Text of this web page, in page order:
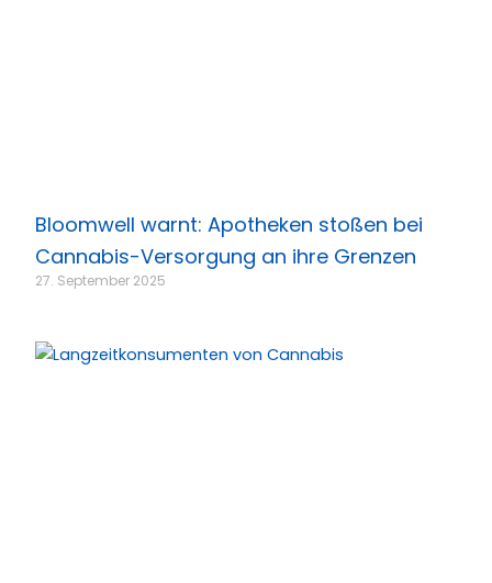
Bloomwell warnt: Apotheken stoßen bei
Cannabis-Versorgung an ihre Grenzen
27. September 2025